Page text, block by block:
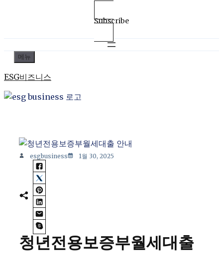
Subscribe
츠
로
메뉴
ESG비즈니스
esgbusiness 1월 30, 2025
청년전용보증부월세대출